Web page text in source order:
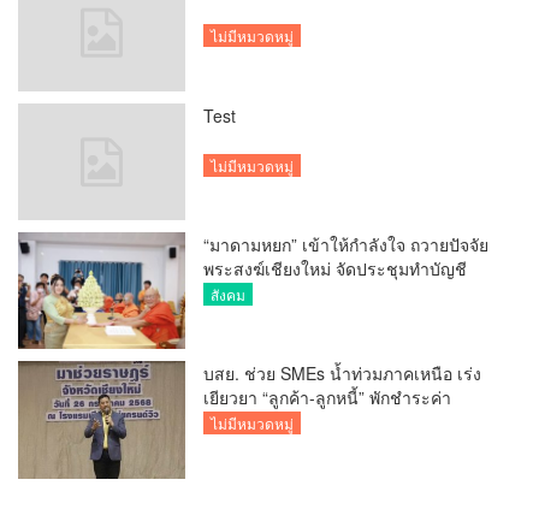
ไม่มีหมวดหมู่
Test
ไม่มีหมวดหมู่
“มาดามหยก” เข้าให้กำลังใจ ถวายปัจจัย
พระสงฆ์เชียงใหม่ จัดประชุมทำบัญชี
รายรับรายจ่ายของวัด กว่า 300 รูป ที่วัด
สังคม
บสย. ช่วย SMEs น้ำท่วมภาคเหนือ เร่ง
เยียวยา “ลูกค้า-ลูกหนี้” พักชำระค่า
ธรรมเนียม-ค่างวด
ไม่มีหมวดหมู่